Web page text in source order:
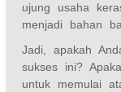
ujung usaha
menjadi bahan
Jadi, apakah
sukses ini?
untuk memulai